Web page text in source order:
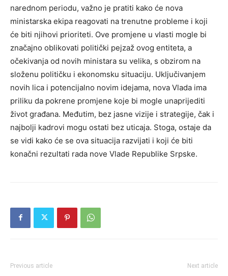
narednom periodu, važno je pratiti kako će nova
ministarska ekipa reagovati na trenutne probleme i koji
će biti njihovi prioriteti. Ove promjene u vlasti mogle bi
značajno oblikovati politički pejzaž ovog entiteta, a
očekivanja od novih ministara su velika, s obzirom na
složenu političku i ekonomsku situaciju. Uključivanjem
novih lica i potencijalno novim idejama, nova Vlada ima
priliku da pokrene promjene koje bi mogle unaprijediti
život građana. Međutim, bez jasne vizije i strategije, čak i
najbolji kadrovi mogu ostati bez uticaja. Stoga, ostaje da
se vidi kako će se ova situacija razvijati i koji će biti
konačni rezultati rada nove Vlade Republike Srpske.
Previous article Next article